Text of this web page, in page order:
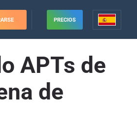
PRECIOS
APTs de
de